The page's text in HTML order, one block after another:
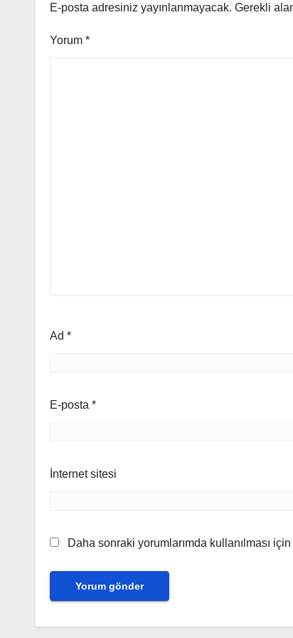
E-posta adresiniz yayınlanmayacak. Gerekli
Yorum *
Ad *
E-posta *
İnternet sitesi
Daha sonraki yorumlarımda kullanılması